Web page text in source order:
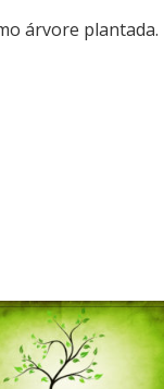
árvore plantada.